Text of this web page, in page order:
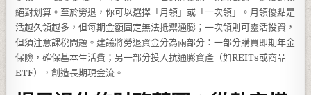
絕對划算。至於勞退，你可以選擇「月領」或「一次領」。月領優點是
活越久領越多，但每期金額固定無法抵禦通膨；一次領則可靈活投資，
但須注意課稅問題。建議將勞退資金分為兩部分：一部分購買即期年金
保險，確保基本生活費；另一部分投入抗通膨資產（如REITs或商品
ETF），創造長期現金流。